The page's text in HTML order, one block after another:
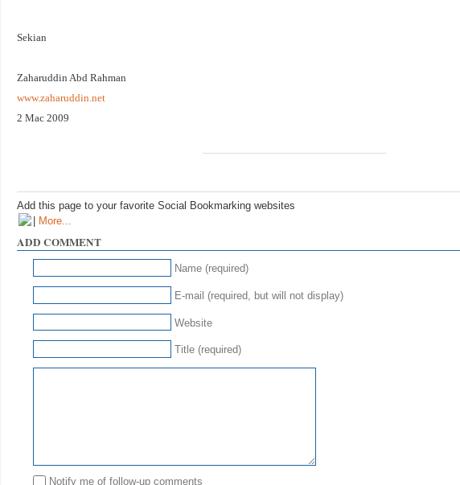
Sekian
Zaharuddin Abd Rahman
www.zaharuddin.net
2 Mac 2009
Add this page to your favorite Social Bookmarking websites
More...
ADD COMMENT
Name (required)
E-mail (required, but will not display)
Website
Title (required)
Notify me of follow-up comments